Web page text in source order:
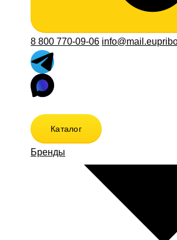
8 800 770-09-06
Каталог
Бренды